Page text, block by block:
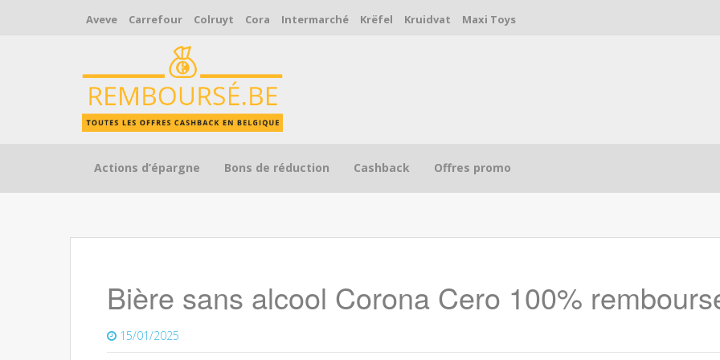
Aveve Carrefour Colruyt Cora Intermarché Krëfel Kruidvat Maxi Toys
Skip to content
Actions d’épargne Bons de réduction Cashback Offres promo
Bière sans alcool Corona Cero 100%
15/01/2025